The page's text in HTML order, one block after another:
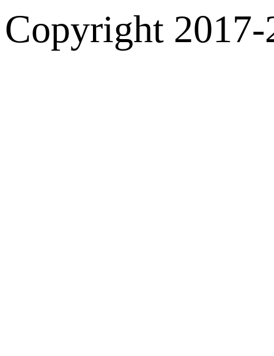
Copyright